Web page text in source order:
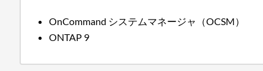
OnCommand システムマネージャ（OCSM）
ONTAP 9